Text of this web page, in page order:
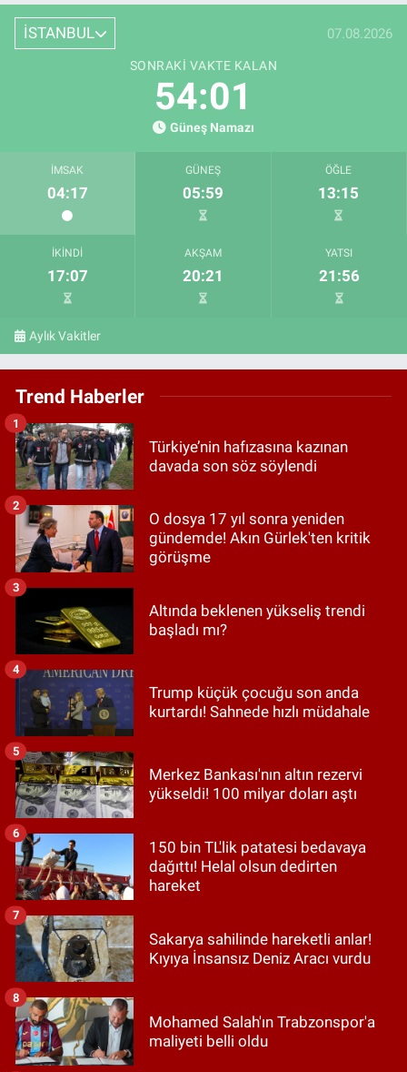
İSTANBUL 07.08.2026
SONRAKI VAKTE KALAN
54:00
Güneş Namazı
İMSAK
04:17
GÜNEŞ
05:59
ÖĞLE
13:15
İKINDI
17:07
AKŞAM
20:21
YATSI
21:56
Aylık Vakitler
Trend Haberler
Türkiye’nin hafızasına kazınan
davada son söz söylendi
1
O dosya 17 yıl sonra yeniden
gündemde! Akın Gürlek'ten kritik
görüşme
2
Altında beklenen yükseliş trendi
başladı mı?
3
Trump küçük çocuğu son anda
kurtardı! Sahnede hızlı müdahale
4
Merkez Bankası'nın altın rezervi
yükseldi! 100 milyar doları aştı
5
150 bin TL'lik patatesi bedavaya
dağıttı! Helal olsun dedirten
hareket
6
Sakarya sahilinde hareketli anlar!
Kıyıya İnsansız Deniz Aracı vurdu
7
Mohamed Salah'ın Trabzonspor'a
maliyeti belli oldu
8